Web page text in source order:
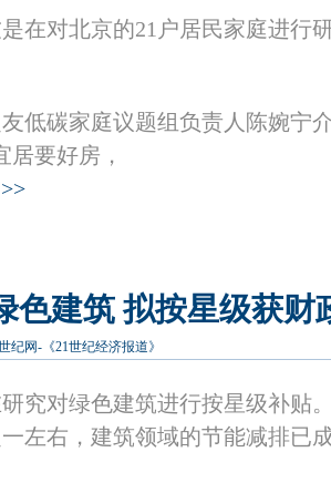
对北京的21户居民家庭进行
碳家庭议题组负责人陈婉宁
居要好房，
色建筑 拟按星级获财
纪网-《21世纪经济报道》
对绿色建筑进行按星级补贴
左右，建筑领域的节能减排已